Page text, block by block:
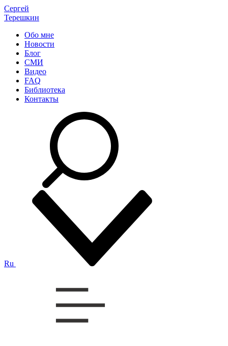
Сергей
Терешкин
Обо мне
Новости
Блог
СМИ
Видео
FAQ
Библиотека
Контакты
Ru